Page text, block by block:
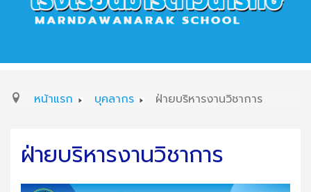
หน้าแรก บุคลากร ฝ่ายบริหารงานวิชาการ
ฝ่ายบริหารงานวิชาการ